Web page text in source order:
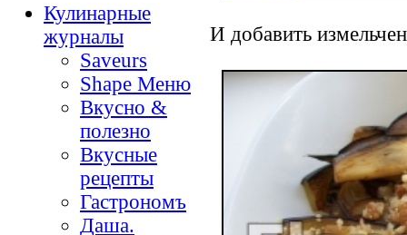
Кулинарные
журналы
Saveurs
Shape Меню
Вкусно &
полезно
Вкусные
рецепты
Гастрономъ
Даша.
И добавить